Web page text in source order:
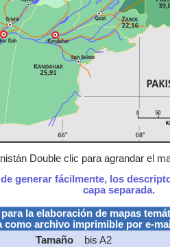
Double clic para agrandar el
generar fácilmente, los
capa separada.
la elaboración de mapas
como archivo imprimible por e-
Tamaño
bis A2